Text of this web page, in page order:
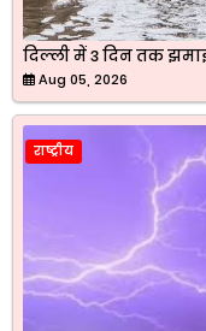
दिल्ली में 3 दिन तक
Aug 05, 2026
राष्ट्रीय